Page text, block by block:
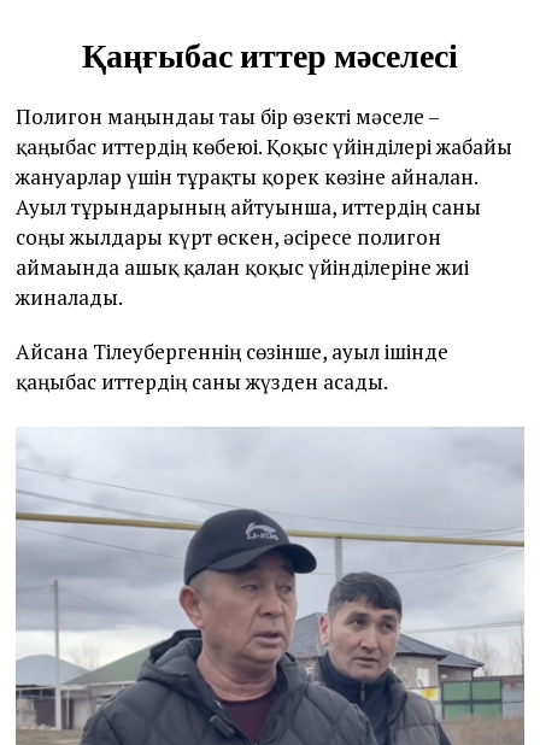
Қаңғыбас иттер мәселесі
Полигон маңындағы тағы бір өзекті мәселе –
қаңғыбас иттердің көбеюі. Қоқыс үйінділері жабайы
жануарлар үшін тұрақты қорек көзіне айналған.
Ауыл тұрғындарының айтуынша, иттердің саны
соңғы жылдары күрт өскен, әсіресе полигон
аймағында ашық қалған қоқыс үйінділеріне жиі
жиналады.
Айсана Тілеубергеннің сөзінше, ауыл ішінде
қаңғыбас иттердің саны жүзден асады.